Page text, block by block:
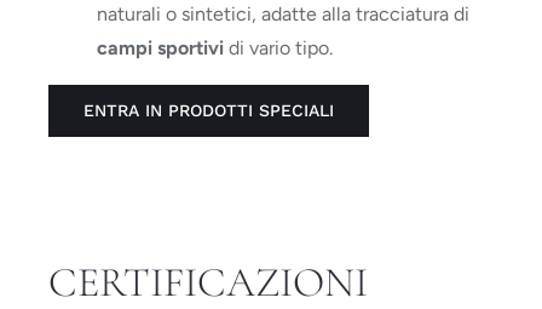
naturali o sintetici, adatte alla tracciatura di
campi sportividi vario tipo.
ENTRA IN PRODOTTI SPECIALI
CERTIFICAZIONI